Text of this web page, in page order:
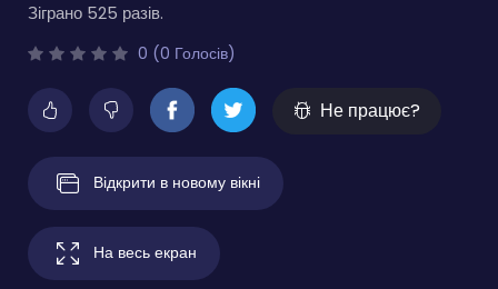
Зіграно 525 разів.
0 (0 Голосів)
Не працює?
Відкрити в новому вікні
На весь екран